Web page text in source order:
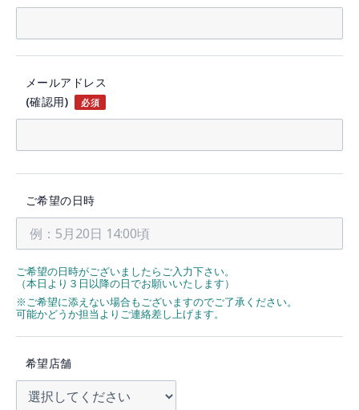
メールアドレス
(確認用)
必須
ご希望の日時
ご希望の日時がございましたらご入力下さい。
（本日より３日以降の日でお願いいたします）
※ご希望に添えない場合もございますのでご了承ください。
可能かどうか担当よりご連絡差し上げます。
希望店舗